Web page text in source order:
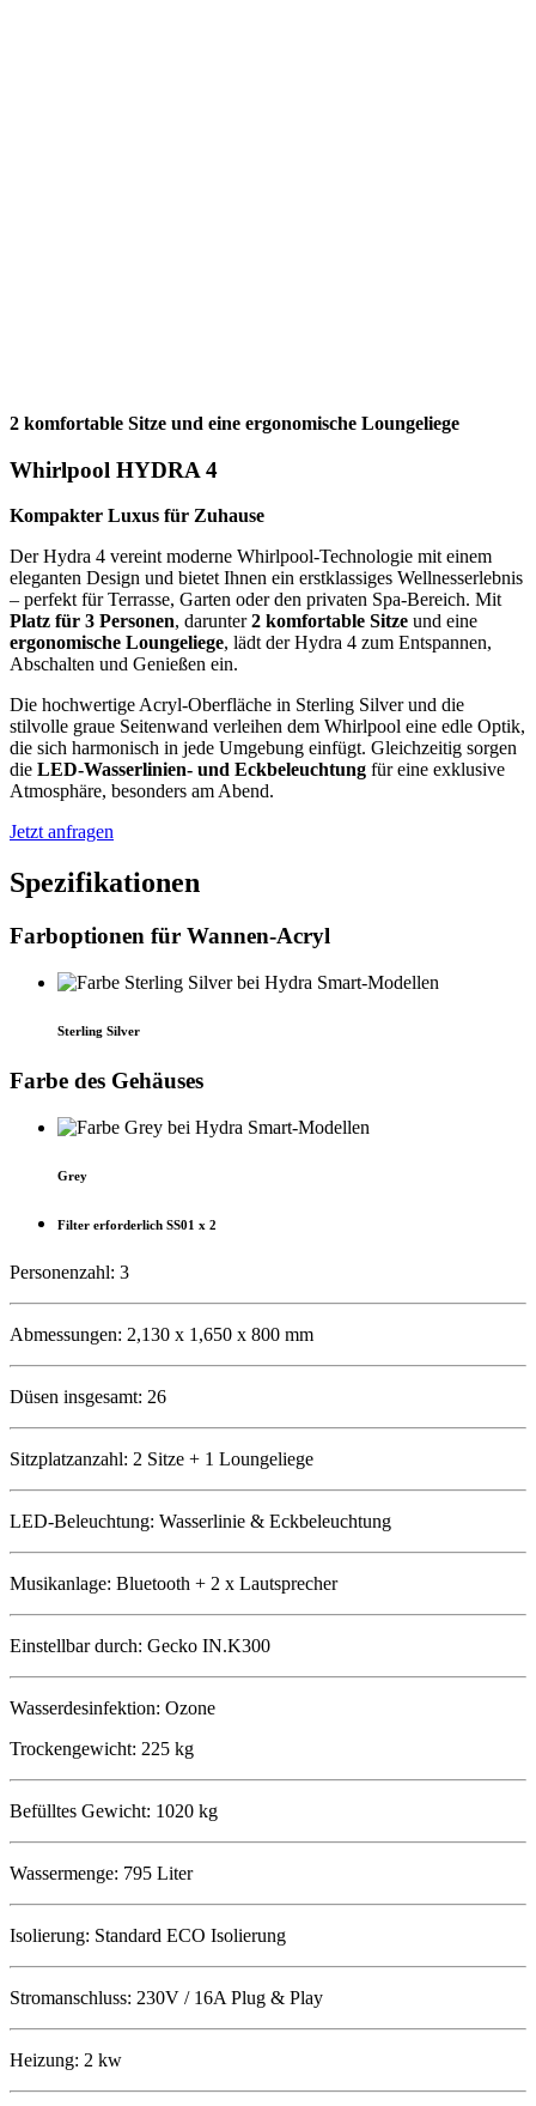
2 komfortable Sitze und eine ergonomische Loungeliege
Whirlpool HYDRA 4
Kompakter Luxus für Zuhause
Der Hydra 4 vereint moderne Whirlpool-Technologie mit einem
eleganten Design und bietet Ihnen ein erstklassiges Wellnesserlebnis
– perfekt für Terrasse, Garten oder den privaten Spa-Bereich. Mit
Platz für 3 Personen, darunter2 komfortable Sitze und eine
ergonomische Loungeliege, lädt der Hydra 4 zum Entspannen,
Abschalten und Genießen ein.
Die hochwertige Acryl-Oberfläche in Sterling Silver und die
stilvolle graue Seitenwand verleihen dem Whirlpool eine edle Optik,
die sich harmonisch in jede Umgebung einfügt. Gleichzeitig sorgen
die LED-Wasserlinien- und Eckbeleuchtung für eine exklusive
Atmosphäre, besonders am Abend.
Jetzt anfragen
Spezifi­kationen
Farb­optionen für Wannen-Acryl
Sterling Silver
Farbe des Gehäuses
Grey
Filter erforderlich SS01 x 2
Personenzahl: 3
Abmessungen: 2,130 x 1,650 x 800 mm
Düsen insgesamt: 26
Sitzplatzanzahl: 2 Sitze + 1 Loungeliege
LED-Beleuchtung: Wasserlinie & Eckbeleuchtung
Musikanlage: Bluetooth + 2 x Lautsprecher
Einstellbar durch: Gecko IN.K300
Wasserdesinfektion: Ozone
Trockengewicht: 225 kg
Befülltes Gewicht: 1020 kg
Wassermenge: 795 Liter
Isolierung: Standard ECO Isolierung
Stromanschluss: 230V / 16A Plug & Play
Heizung: 2 kw